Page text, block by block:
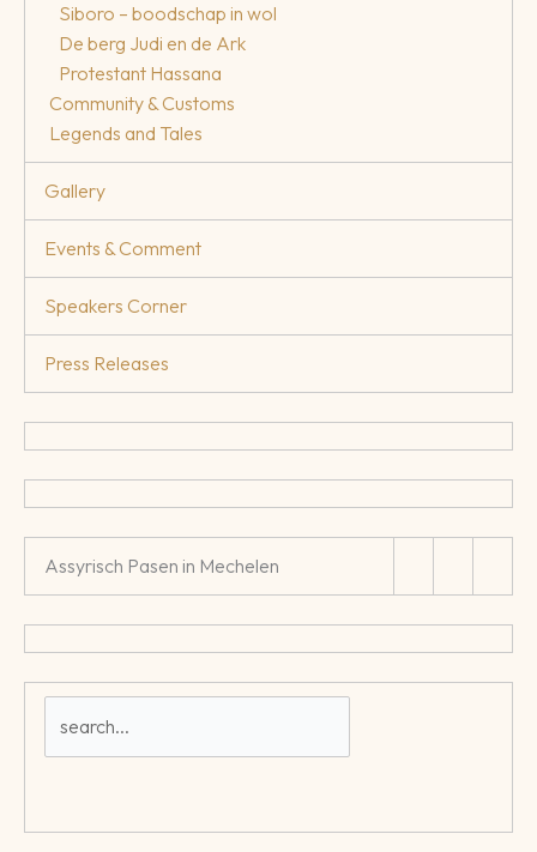
Siboro – boodschap in wol
De berg Judi en de Ark
Protestant Hassana
Community & Customs
Legends and Tales
Gallery
Events & Comment
Speakers Corner
Press Releases
Assyrisch Pasen in Mechelen